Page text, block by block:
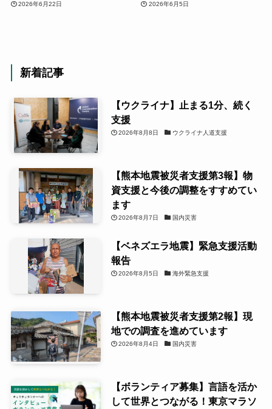
2026年6月22日 2026年6月5日
新着記事
【ウクライナ】止まる1分、続く
支援
2026年8月8日 ウクライナ人道支援
【熊本地震被災者支援第3報】物
資支援と今後の調整をすすめてい
ます
2026年8月7日 国内災害
【ベネズエラ地震】緊急支援活動
報告
2026年8月5日 海外緊急支援
【熊本地震被災者支援第2報】現
地での調査を進めています
2026年8月4日 国内災害
【ボランティア募集】言語を活か
して世界とつながる！東京マラソ